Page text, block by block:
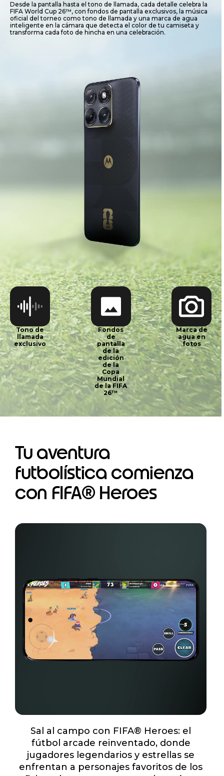
3
Desde la pantalla hasta el tono de llamada, cada detalle celebra la
FIFA World Cup 26™, con fondos de pantalla exclusivos, la música
oficial del torneo como tono de llamada y una marca de agua
inteligente en la cámara que detecta el color de tu camiseta y
transforma cada foto de hincha en una celebración.
0:00 0:00
Tono de
llamada
exclusivo
Fondos
de
pantalla
de la
edición
de la
Copa
Mundial
de la FIFA
26™
Marca de
agua en
fotos
Tu aventura
futbolística comienza
con FIFA® Heroes
e
Sal al campo con FIFA® Heroes: el
fútbol arcade reinventado, donde
jugadores legendarios y estrellas se
enfrentan a personajes favoritos de los